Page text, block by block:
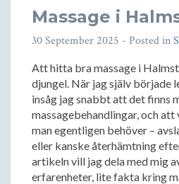
Massage i
30 September 2025 - Posted in
Att hitta bra massage i
djungel. När jag själv började
insåg jag snabbt att det finns
massagebehandlingar, och
man egentligen behöver –
eller kanske återhämtning
artikeln vill jag dela med mig
erfarenheter, lite fakta kring